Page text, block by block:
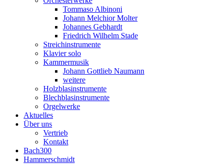
Tommaso Albinoni
Johann Melchior Molter
Johannes Gebhardt
Friedrich Wilhelm Stade
Streichinstrumente
Klavier solo
Kammermusik
Johann Gottlieb Naumann
weitere
Holzblasinstrumente
Blechblasinstrumente
Orgelwerke
Aktuelles
Über uns
Vertrieb
Kontakt
Bach300
Hammerschmidt